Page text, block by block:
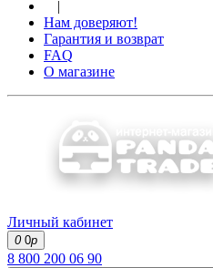
|
Нам доверяют!
Гарантия и возврат
FAQ
О магазине
Личный кабинет
0 0р
8 800 200 06 90